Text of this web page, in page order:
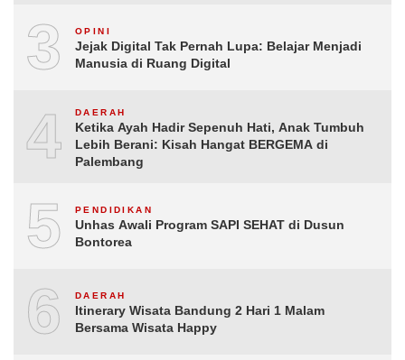
3 OPINI
Jejak Digital Tak Pernah Lupa: Belajar Menjadi
Manusia di Ruang Digital
4 DAERAH
Ketika Ayah Hadir Sepenuh Hati, Anak Tumbuh
Lebih Berani: Kisah Hangat BERGEMA di
Palembang
5 PENDIDIKAN
Unhas Awali Program SAPI SEHAT di Dusun
Bontorea
6 DAERAH
Itinerary Wisata Bandung 2 Hari 1 Malam
Bersama Wisata Happy